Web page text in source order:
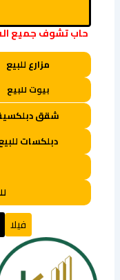
حاب تشوف جميع
مزارع للبيع
بيوت للبيع
شقق
دبلكسات
فيلا